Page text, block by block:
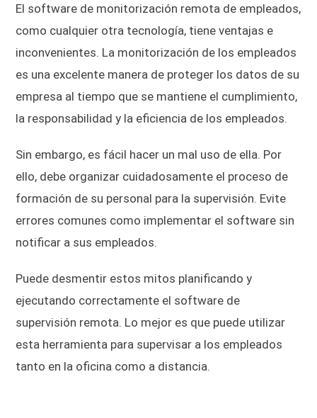
El software de monitorización remota de empleados,
como cualquier otra tecnología, tiene ventajas e
inconvenientes. La monitorización de los empleados
es una excelente manera de proteger los datos de su
empresa al tiempo que se mantiene el cumplimiento,
la responsabilidad y la eficiencia de los empleados.
Sin embargo, es fácil hacer un mal uso de ella. Por
ello, debe organizar cuidadosamente el proceso de
formación de su personal para la supervisión. Evite
errores comunes como implementar el software sin
notificar a sus empleados.
Puede desmentir estos mitos planificando y
ejecutando correctamente el software de
supervisión remota. Lo mejor es que puede utilizar
esta herramienta para supervisar a los empleados
tanto en la oficina como a distancia.